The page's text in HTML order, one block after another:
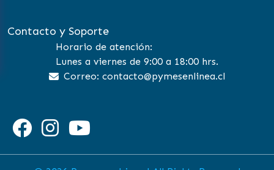
Contacto y Soporte
Horario de atención:
Lunes a viernes de 9:00 a 18:00 hrs.
Correo: contacto@pymesenlinea.cl